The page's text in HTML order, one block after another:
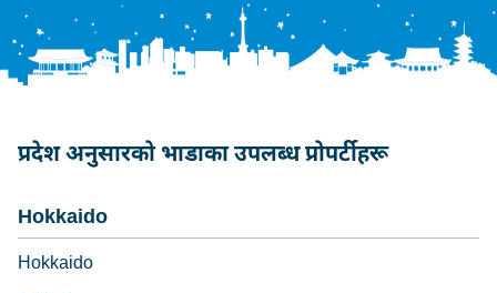
प्रदेश अनुसारको भाडाका उपलब्ध प्रोपर्टीहरू
Hokkaido
Hokkaido